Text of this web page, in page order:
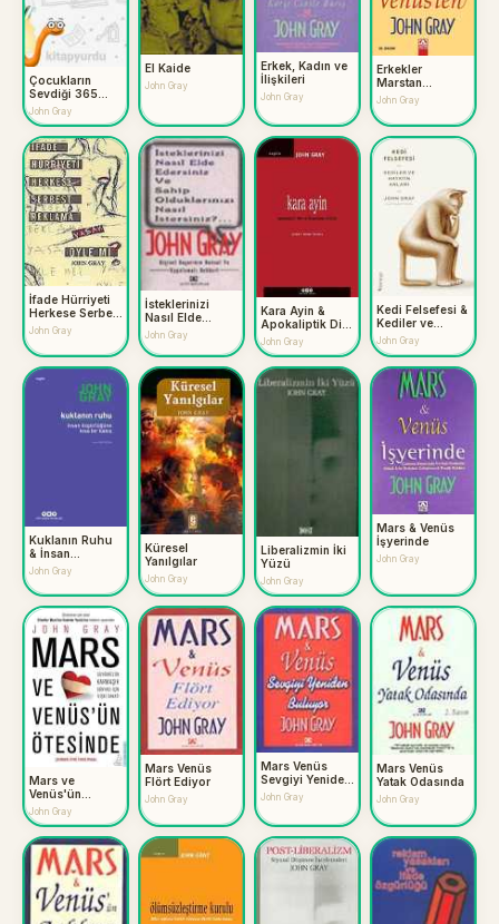
Çocukların
Sevdiği 365
Yemek
John Gray
El Kaide
John Gray
Erkek, Kadın ve
İlişkileri
John Gray
Erkekler
Marstan
Kadınlar
Venüsten
John Gray
İfade Hürriyeti
Herkese Serbest
Reklama Yasak
Öyle Mi?
John Gray
İsteklerinizi
Nasıl Elde
Edersiniz ve
Sahip
Olduklarınızı
Nasıl
İstersiniz?...
John Gray
Kara Ayin &
Apokaliptik Din
ve Ütopyanın
Ölümü
John Gray
Kedi Felsefesi &
Kediler ve
Hayatın Anlamı
John Gray
Kuklanın Ruhu
& İnsan
Özgürlüğüne
Kısa Bir Bakış
John Gray
Küresel
Yanılgılar
John Gray
Liberalizmin İki
Yüzü
John Gray
Mars & Venüs
İşyerinde
John Gray
Mars ve
Venüs'ün
Ötesinde
John Gray
Mars Venüs
Flört Ediyor
John Gray
Mars Venüs
Sevgiyi Yeniden
Buluyor
John Gray
Mars Venüs
Yatak Odasında
John Gray